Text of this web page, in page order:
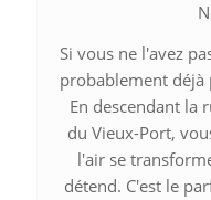
Si vous ne l'avez
probablement
En descendant la
du Vieux-Port,
l'air se
détend. C'est le